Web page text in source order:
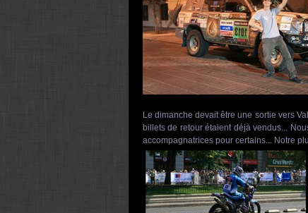
Le dimanche devait être une sortie vers
billets de retour étaient déjà vendus...
accompagnatrices pour certains... Notre